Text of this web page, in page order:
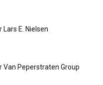
Lars E. Nielsen
Van Peperstraten Group